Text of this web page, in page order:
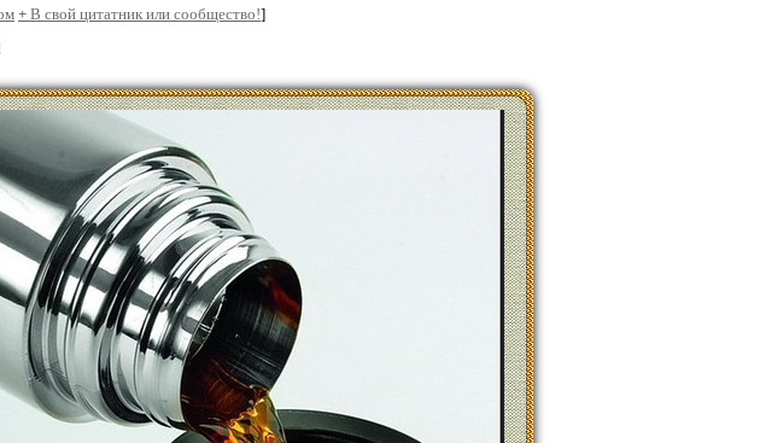
+ В свой цитатник или сообщество!]